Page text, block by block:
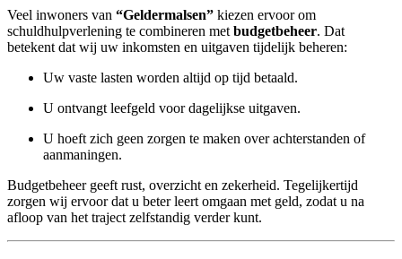
Veel inwoners van “Geldermalsen” kiezen ervoor om
schuldhulpverlening te combineren met budgetbeheer. Dat
betekent dat wij uw inkomsten en uitgaven tijdelijk beheren:
Uw vaste lasten worden altijd op tijd betaald.
U ontvangt leefgeld voor dagelijkse uitgaven.
U hoeft zich geen zorgen te maken over achterstanden of
aanmaningen.
Budgetbeheer geeft rust, overzicht en zekerheid. Tegelijkertijd
zorgen wij ervoor dat u beter leert omgaan met geld, zodat u na
afloop van het traject zelfstandig verder kunt.